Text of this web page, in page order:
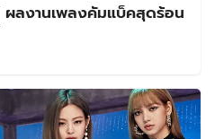
ผลงานเพลงคัมแบ็คสุดร้อน